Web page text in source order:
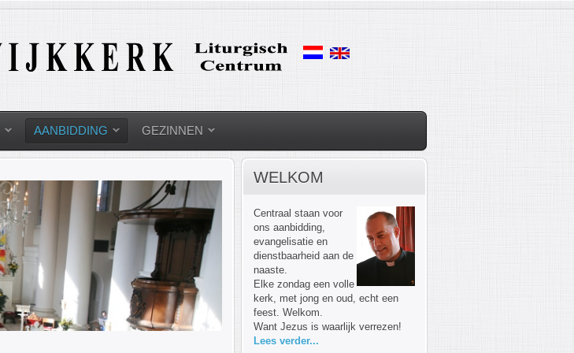
AANBIDDING GEZINNEN
WELKOM
Centraal staan voor
ons aanbidding,
evangelisatie en
dienstbaarheid aan de
naaste.
Elke zondag een volle
kerk, met jong en oud, echt een
feest. Welkom.
Want Jezus is waarlijk verrezen!
Lees verder...